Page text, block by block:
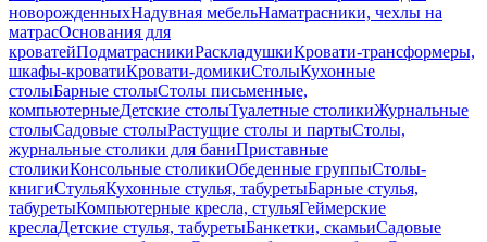
новорожденныхНадувная мебельНаматрасники, чехлы на
матрасОснования для
кроватейПодматрасникиРаскладушкиКровати-трансформеры,
шкафы-кроватиКровати-домикиСтолыКухонные
столыБарные столыСтолы письменные,
компьютерныеДетские столыТуалетные столикиЖурнальные
столыСадовые столыРастущие столы и партыСтолы,
журнальные столики для баниПриставные
столикиКонсольные столикиОбеденные группыСтолы-
книгиСтульяКухонные стулья, табуретыБарные стулья,
табуретыКомпьютерные кресла, стульяГеймерские
креслаДетские стулья, табуретыБанкетки, скамьиСадовые